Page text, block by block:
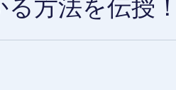
方法を伝授！